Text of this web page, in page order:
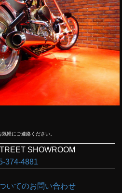
気軽にご連絡ください。
SHOWROOM
374-4881
いてのお問い合わせ